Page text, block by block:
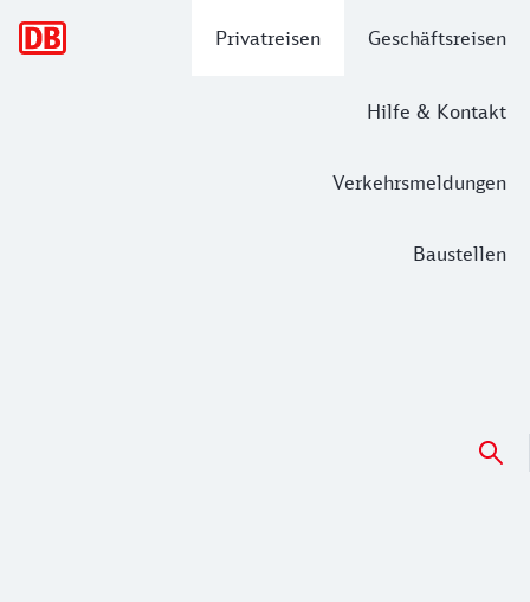
Privatreisen Geschäftsreisen
Hilfe & Kontakt
Verkehrsmeldungen
Baustellen